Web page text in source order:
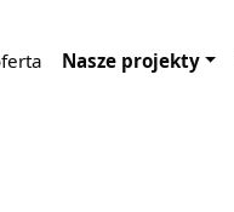
Nasze projekty